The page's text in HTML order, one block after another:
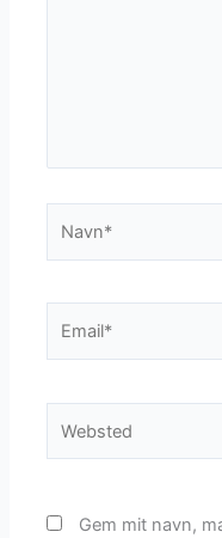
Gem mit navn,